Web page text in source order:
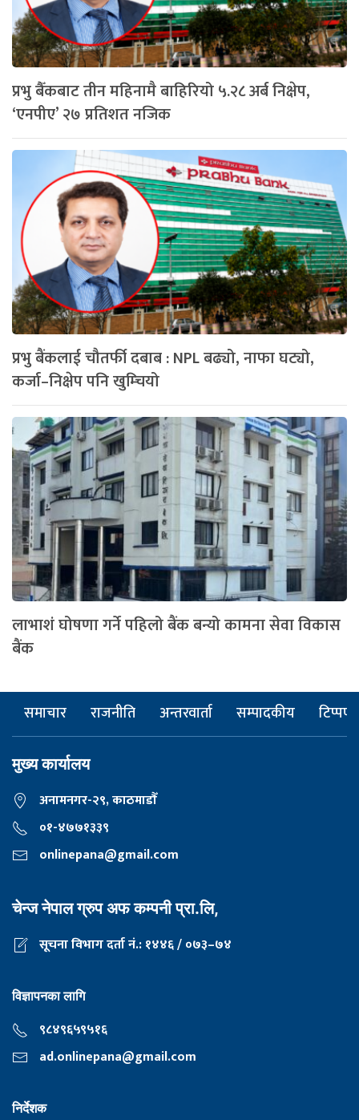
प्रभु बैँकबाट तीन महिनामै बाहिरियो ५.२८ अर्ब निक्षेप,
‘एनपीए’ २७ प्रतिशत नजिक
प्रभु बैंकलाई चौतर्फी दबाब : NPL बढ्यो, नाफा घट्यो,
कर्जा–निक्षेप पनि खुम्चियो
लाभाशं घोषणा गर्ने पहिलो बैंक बन्यो कामना सेवा विकास
बैंक
समाचार राजनीति अन्तरवार्ता सम्पादकीय टिप्पणी
मुख्य कार्यालय
अनामनगर-२९, काठमाडाैँ
०१-४७७१३३९
onlinepana@gmail.com
चेन्ज नेपाल ग्रुप अफ कम्पनी प्रा.लि,
सूचना विभाग दर्ता नं.: १४४६ / ०७३–७४
विज्ञापनका लागि
९८४९६५९५१६
ad.onlinepana@gmail.com
निर्देशक